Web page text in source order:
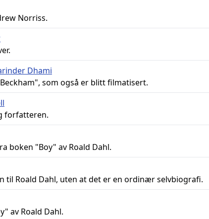
Norriss.
Dhami
som også er blitt filmatisert.
forfatteren.
boken "Boy" av Roald Dahl.
til Roald Dahl, uten at det er en ordinær selvbiografi.
av Roald Dahl.